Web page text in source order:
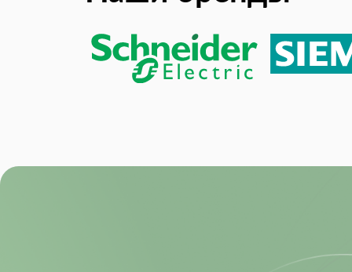
Operating Temperature (Min):
Упаковка: